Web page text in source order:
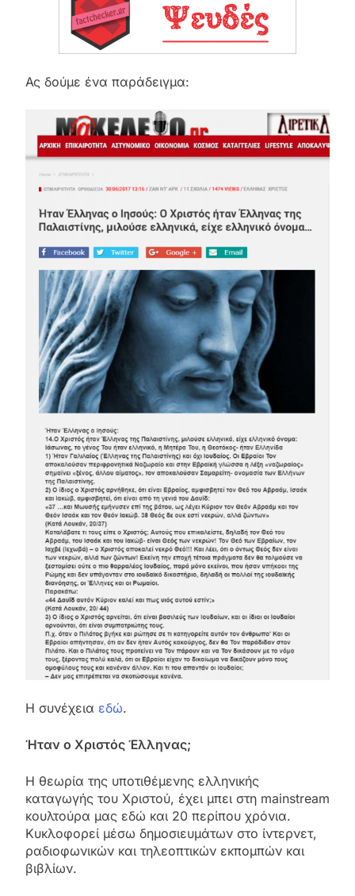
Ας δούμε ένα παράδειγμα:
Η συνέχεια εδώ.
Ήταν ο Χριστός Έλληνας;
Η θεωρία της υποτιθέμενης ελληνικής
καταγωγής του Χριστού, έχει μπει στη mainstream
κουλτούρα μας εδώ και 20 περίπου χρόνια.
Κυκλοφορεί μέσω δημοσιευμάτων στο ίντερνετ,
ραδιοφωνικών και τηλεοπτικών εκπομπών και
βιβλίων.